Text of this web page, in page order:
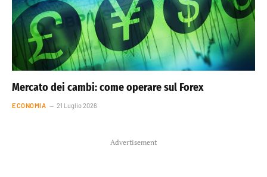
Mercato dei cambi: come operare sul Forex
ECONOMIA 21 Luglio 2026
Advertisement